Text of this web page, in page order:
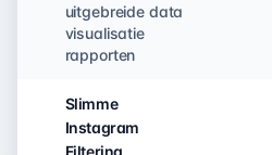
uitgebreide data
visualisatie
rapporten
Slimme
Instagram
Filtering